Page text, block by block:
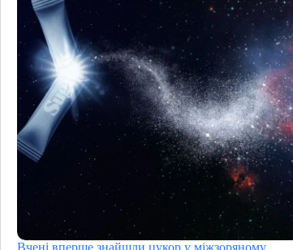
Вчені вперше знайшли цукор у міжзоряному